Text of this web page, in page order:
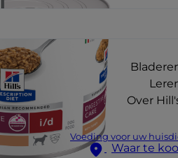
Over
Voeding voor uw
Waar te